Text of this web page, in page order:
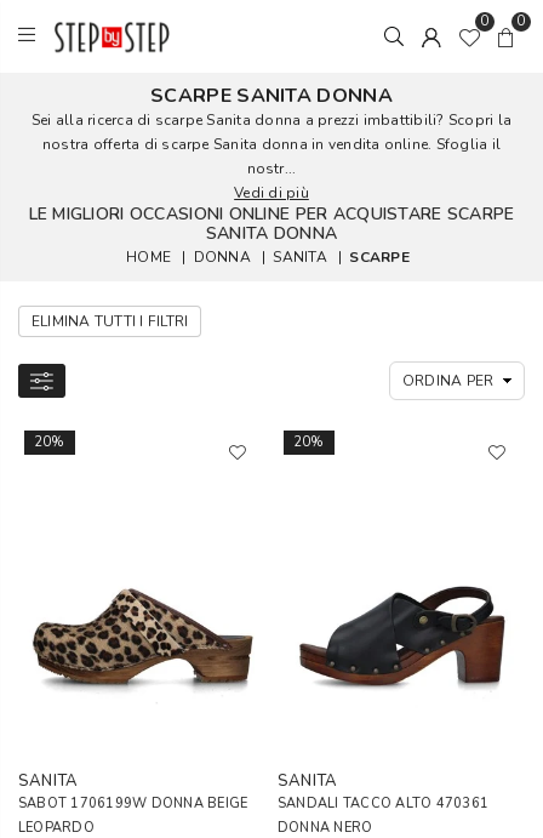
0 0
SCARPE SANITA DONNA
Sei alla ricerca di scarpe Sanita donna a prezzi imbattibili? Scopri la
nostra offerta di scarpe Sanita donna in vendita online. Sfoglia il
nostr...
Vedi di più
LE MIGLIORI OCCASIONI ONLINE PER ACQUISTARE SCARPE
SANITA DONNA
HOME | DONNA | SANITA | SCARPE
ELIMINA TUTTI I FILTRI
20%
SANITA
SABOT 1706199W DONNA BEIGE
LEOPARDO
20%
SANITA
SANDALI TACCO ALTO 470361
DONNA NERO